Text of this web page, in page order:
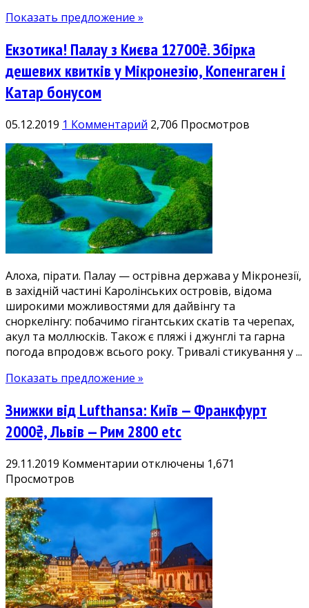
Показать предложение »
Екзотика! Палау з Києва 12700₴. Збірка
дешевих квитків у Мікронезію, Копенгаген і
Катар бонусом
05.12.2019 1 Комментарий 2,706 Просмотров
Алоха, пірати. Палау — острівна держава у Мікронезії,
в західній частині Каролінських островів, відома
широкими можливостями для дайвінгу та
сноркелінгу: побачимо гігантських скатів та черепах,
акул та моллюсків. Також є пляжі і джунглі та гарна
погода впродовж всього року. Тривалі стикування у ...
Показать предложение »
Знижки від Lufthansa: Київ — Франкфурт
2000₴, Львів — Рим 2800 etc
29.11.2019 Комментарии к
від
Lufthansa:
Київ
Франкфурт
2000₴,
Львів
отключены 1,671
Просмотров